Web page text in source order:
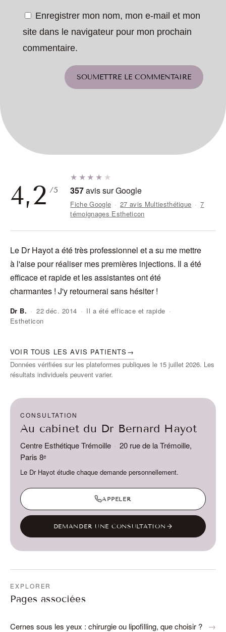
Enregistrer mon nom, mon e-mail et mon
site dans le navigateur pour mon prochain
commentaire.
SOUMETTRE LE COMMENTAIRE
4,2 /5
★★★★ ★
357avis sur Google
Fiche Google · 27 avis Multiesthétique · 7
témoignages Estheticon
Le Dr Hayot a été très professionnel et a su me mettre
à l'aise pour réaliser mes premières injections. Il a été
efficace et rapide et les assistantes ont été
charmantes ! J'y retournerai sans hésiter !
Dr B. · 22 déc. 2014 · Il a été efficace et rapide ·
Estheticon
VOIR TOUS LES AVIS PATIENTS →
Données vérifiées sur les plateformes publiques le 15 juillet 2026. Les
résultats individuels peuvent varier.
CONSULTATION
Au cabinet du Dr Bernard Hayot
Centre Esthétique Trémoille · 20 rue de la Trémoille,
Paris 8ᵉ
Le Dr Hayot étudie chaque demande personnellement.
APPELER
DEMANDER UNE CONSULTATION
EXPLORER
Pages associées
Cernes sous les yeux : chirurgie ou lipofilling, que choisir ?